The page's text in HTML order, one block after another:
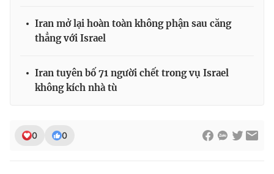
Iran mở lại hoàn toàn không phận sau căng
thẳng với Israel
Iran tuyên bố 71 người chết trong vụ Israel
không kích nhà tù
0 0